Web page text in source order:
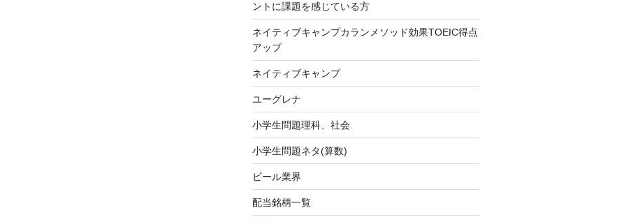
ントに課題を感じている方
ネイティブキャンプカランメソッド効果TOEIC得点
アップ
ネイティブキャンプ
ユーグレナ
小学生問題理科、社会
小学生問題ネタ(算数)
ビール業界
配当銘柄一覧